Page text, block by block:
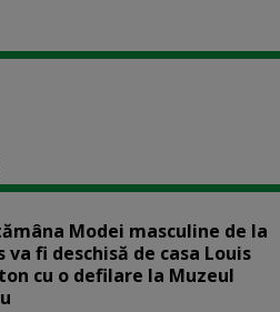
Modei masculine de la
va fi deschisă de casa Louis
cu o defilare la Muzeul